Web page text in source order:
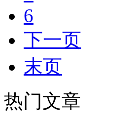
6
下一页
末页
热门文章